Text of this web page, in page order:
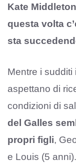
Kate
questa volta
sta
Mentre i sudditi
aspettano di
condizioni di
del Galles
propri figli,
e Louis (5 anni).